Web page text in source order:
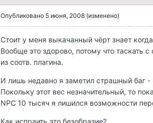
Опубликовано 5 июня, 2008 (изменено)
Стоит у меня выкачанный чёрт знает
Вообще это здорово, потому что таскать
из соотв. плагина.
И лишь недавно я заметил страшный баг -
Покольку этот вес незначительный, то
NPC 10 тысяч я лишился возможности